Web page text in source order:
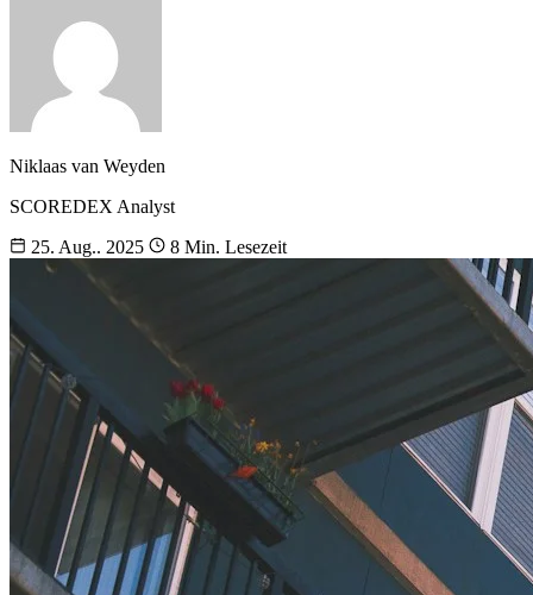
Niklaas van Weyden
SCOREDEX Analyst
25. Aug.. 2025
8 Min. Lesezeit